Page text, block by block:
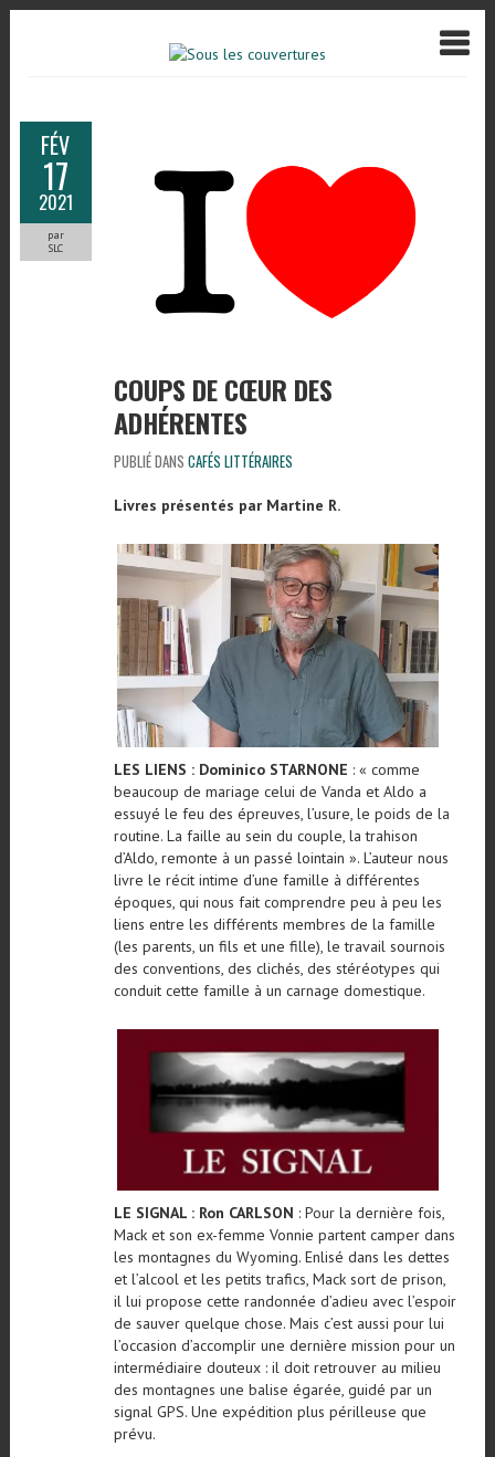
FÉV
17
2021
par
SLC
COUPS DE CŒUR DES
ADHÉRENTES
PUBLIÉ DANS CAFÉS LITTÉRAIRES
Livres présentés par Martine R.
LES LIENS : Dominico STARNONE : « comme
beaucoup de mariage celui de Vanda et Aldo a
essuyé le feu des épreuves, l’usure, le poids de la
routine. La faille au sein du couple, la trahison
d’Aldo, remonte à un passé lointain ». L’auteur nous
livre le récit intime d’une famille à différentes
époques, qui nous fait comprendre peu à peu les
liens entre les différents membres de la famille
(les parents, un fils et une fille), le travail sournois
des conventions, des clichés, des stéréotypes qui
conduit cette famille à un carnage domestique.
LE SIGNAL : Ron CARLSON : Pour la dernière fois,
Mack et son ex-femme Vonnie partent camper dans
les montagnes du Wyoming. Enlisé dans les dettes
et l’alcool et les petits trafics, Mack sort de prison,
il lui propose cette randonnée d’adieu avec l’espoir
de sauver quelque chose. Mais c’est aussi pour lui
l’occasion d’accomplir une dernière mission pour un
intermédiaire douteux : il doit retrouver au milieu
des montagnes une balise égarée, guidé par un
signal GPS. Une expédition plus périlleuse que
prévu.